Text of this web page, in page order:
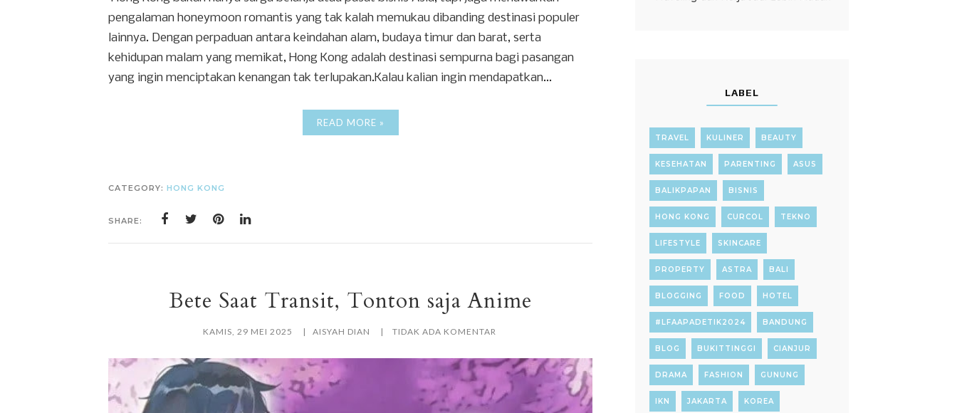
pengalaman honeymoon romantis yang tak kalah memukau dibanding destinasi populer
lainnya. Dengan perpaduan antara keindahan alam, budaya timur dan barat, serta
kehidupan malam yang memikat, Hong Kong adalah destinasi sempurna bagi pasangan
yang ingin menciptakan kenangan tak terlupakan.Kalau kalian ingin mendapatkan...
READ MORE »
CATEGORY: HONG KONG
SHARE:
Bete Saat Transit, Tonton saja Anime
KAMIS, 29 MEI 2025 AISYAH DIAN TIDAK ADA KOMENTAR
LABEL
TRAVEL KULINER BEAUTY
KESEHATAN PARENTING ASUS
BALIKPAPAN BISNIS
HONG KONG CURCOL TEKNO
LIFESTYLE SKINCARE
PROPERTY ASTRA BALI
BLOGGING FOOD HOTEL
#LFAAPADETIK2024 BANDUNG
BLOG BUKITTINGGI CIANJUR
DRAMA FASHION GUNUNG
IKN JAKARTA KOREA